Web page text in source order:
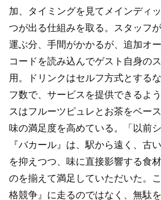
加、タイミングを見てメインディ
つが出る仕組みを取る。スタッフ
運ぶ分、手間がかかるが、追加オ
コードを読み込んでゲスト自身の
用。ドリンクはセルフ方式とする
フ数で、サービスを提供できるよ
スはフルーツピュレとお茶をベー
味の満足度を高めている。「以前
『バカール』は、駅から遠く、古
を抑えつつ、味に直接影響する食
のを揃えて満足していただいた。
格競争』に走るのではなく、無駄